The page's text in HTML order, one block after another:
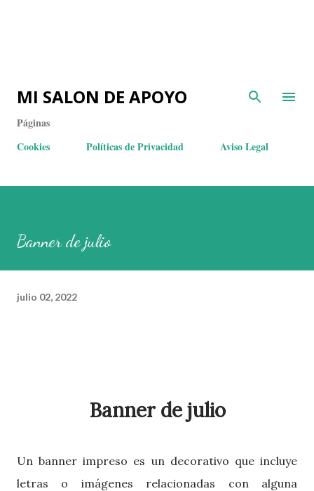
MI SALON DE APOYO
Páginas
Cookies
Políticas de Privacidad Aviso Legal
Banner de julio
julio 02, 2022
Banner de julio
Un banner impreso es un decorativo que incluye
letras o imágenes relacionadas con alguna